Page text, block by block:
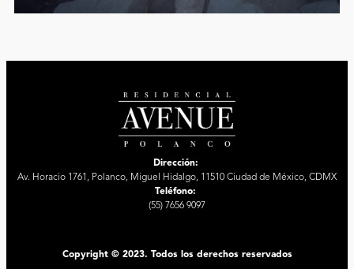
Dirección:
Av. Horacio 1761, Polanco, Miguel Hidalgo, 11510 Ciudad de México, CDMX
Teléfono:
(55) 7656 9097
Copyright © 2023. Todos los derechos reservados